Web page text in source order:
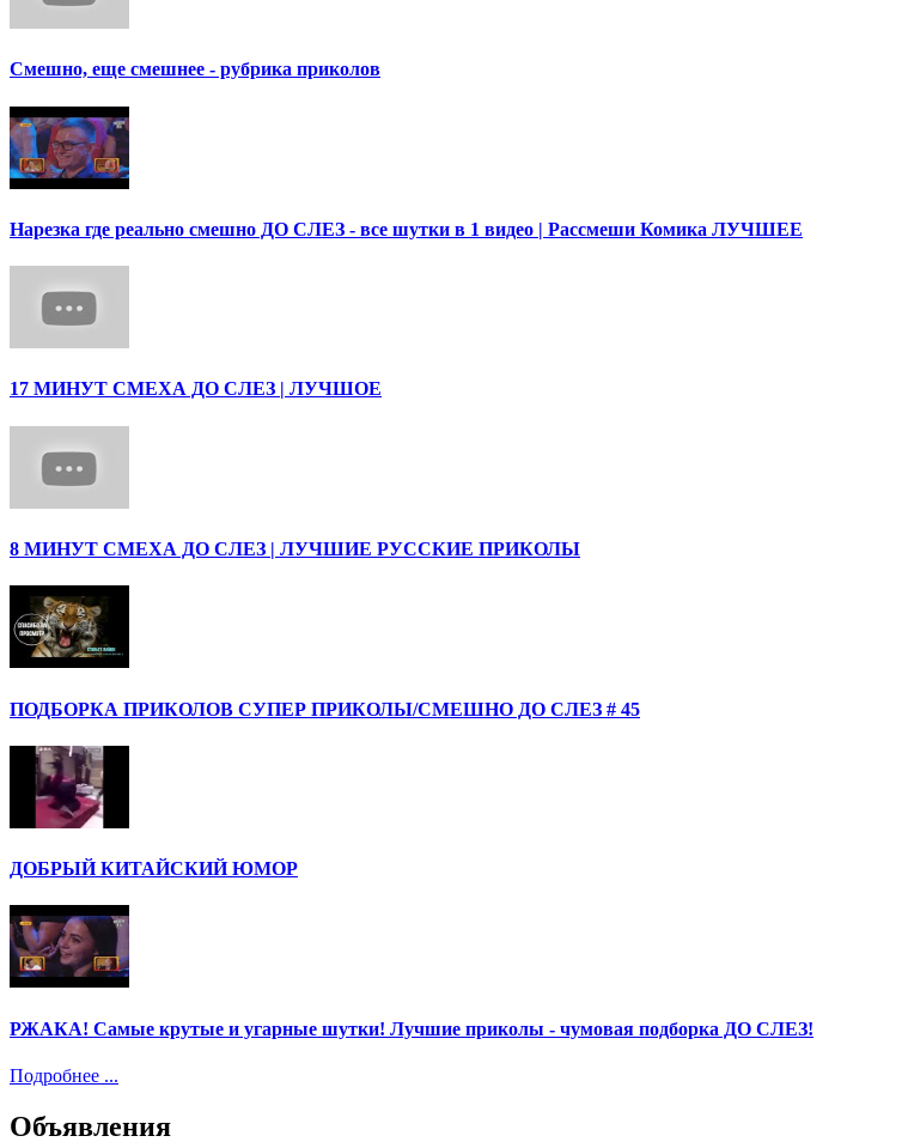
Смешно, еще смешнее - рубрика приколов
Нарезка где реально смешно ДО СЛЕЗ - все шутки в 1 видео | Рассмеши Комика ЛУЧШЕЕ
17 МИНУТ СМЕХА ДО СЛЕЗ | ЛУЧШОЕ
8 МИНУТ СМЕХА ДО СЛЕЗ | ЛУЧШИЕ РУССКИЕ ПРИКОЛЫ
ПОДБОРКА ПРИКОЛОВ СУПЕР ПРИКОЛЫ/СМЕШНО ДО СЛЕЗ # 45
ДОБРЫЙ КИТАЙСКИЙ ЮМОР
РЖАКА! Самые крутые и угарные шутки! Лучшие приколы - чумовая подборка ДО СЛЕЗ!
Подробнее ...
Объявления